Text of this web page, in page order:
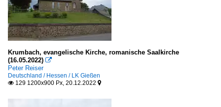
Krumbach, evangelische Kirche, romanische Saalkirche
(16.05.2022) 
Peter Reiser
Deutschland / Hessen / LK Gießen
 129 1200x900 Px, 20.12.2022 